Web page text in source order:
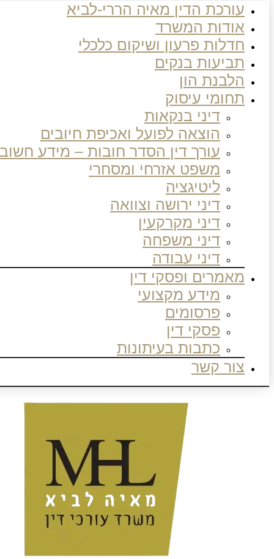
עורכת הדין מאיה הררי-לביא
אודות המשרד
חדלות פרעון ושיקום כלכלי
תביעות בנקים
הלבנת הון
תחומי עיסוק
דיני בנקאות
הוצאה לפועל ואכיפת חיובים
עורך דין הסדר חובות – מידע
משפט אזרחי ומסחרי
ליטיגציה
דיני ירושה וצוואה
דיני מקרקעין
דיני משפחה
דיני עבודה
מאמרים ופסקי דין
מידע מקצועי
פרסומים
פסקי דין
כתבות בעיתונות
צור קשר